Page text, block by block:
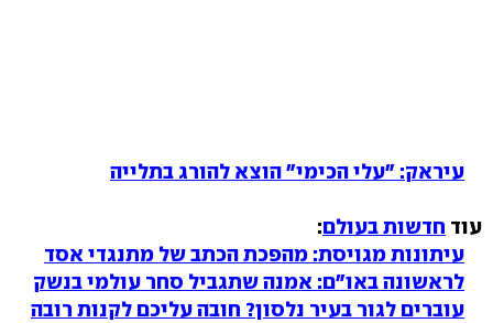
עיראק: "עלי הכימי" הוצא להורג בתלייה
עוד חדשות בעולם:
עיתונות מגויסת: מהפכת הכתב של מתנגדי אסד
לראשונה באו"ם: אמנה שתגביל סחר עולמי בנשק
עוברים לגור בעיר נלסון? חובה עליכם לקנות רובה